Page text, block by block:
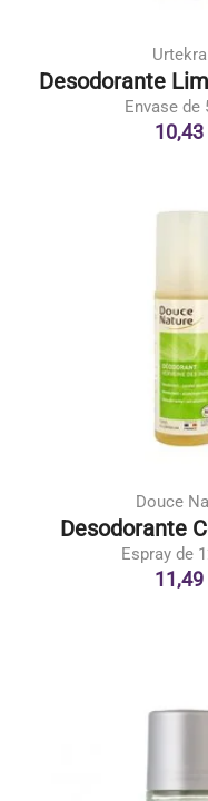
Desodorante
Envase de
10,43
Douce
Desodorante
Espray de
11,49